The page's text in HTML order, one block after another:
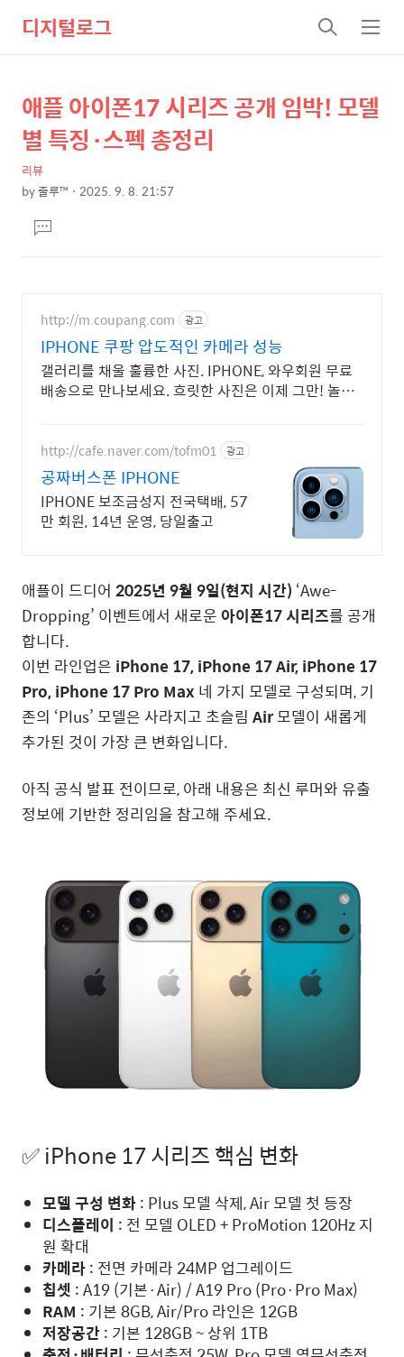
디지털로그
검
색
메
뉴
상
세
컨
텐
본
문
제
목
애플 아이폰17 시리즈 공개 임박! 모델
별 특징·스펙 총정리
리뷰
by줄루™ 2025. 9. 8. 21:57
문댓
글
http://m.coupang.com 광고
IPHONE 쿠팡 압도적인 카메라 성능
갤러리를 채울 훌륭한 사진. IPHONE, 와우회원 무료
배송으로 만나보세요. 흐릿한 사진은 이제 그만! 놀라
http://cafe.naver.com/tofm01 광고
공짜버스폰 IPHONE
IPHONE 보조금성지 전국택배, 57
만 회원, 14년 운영, 당일출고
애플이 드디어 2025년 9월 9일(현지 시간) ‘Awe-
Dropping’ 이벤트에서 새로운아이폰17 시리즈를 공개
합니다.
이번 라인업은 iPhone 17, iPhone 17 Air, iPhone 17
Pro, iPhone 17 Pro Max 네 가지 모델로 구성되며, 기
존의 ‘Plus’ 모델은 사라지고 초슬림 Air모델이 새롭게
추가된 것이 가장 큰 변화입니다.
아직 공식 발표 전이므로, 아래 내용은 최신 루머와 유출
정보에 기반한 정리임을 참고해 주세요.
✅ iPhone 17 시리즈 핵심 변화
모델 구성 변화: Plus 모델 삭제, Air 모델 첫 등장
디스플레이 : 전 모델 OLED + ProMotion 120Hz 지
원 확대
카메라: 전면 카메라 24MP 업그레이드
칩셋 : A19 (기본·Air) / A19 Pro (Pro·Pro Max)
RAM : 기본 8GB, Air/Pro 라인은 12GB
저장공간: 기본 128GB ~ 상위 1TB